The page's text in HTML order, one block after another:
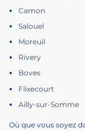
Camon
Salouel
Moreuil
Rivery
Boves
Flixecourt
Ailly-sur-Somme
Où que vous soyez